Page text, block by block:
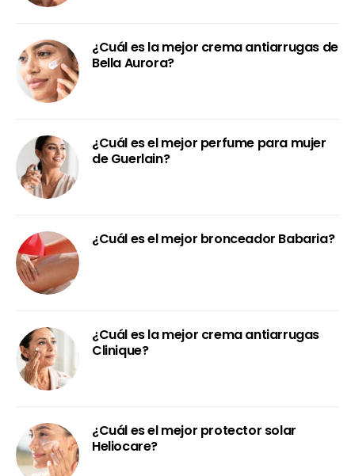
¿Cuál es la mejor crema antiarrugas de
Bella Aurora?
¿Cuál es el mejor perfume para mujer
de Guerlain?
¿Cuál es el mejor bronceador Babaria?
¿Cuál es la mejor crema antiarrugas
Clinique?
¿Cuál es el mejor protector solar
Heliocare?